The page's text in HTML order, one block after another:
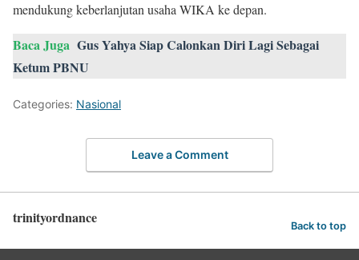
mendukung keberlanjutan usaha WIKA ke depan.
Baca Juga Gus Yahya Siap Calonkan Diri Lagi Sebagai
Ketum PBNU
Categories: Nasional
Leave a Comment
trinityordnance Back to top